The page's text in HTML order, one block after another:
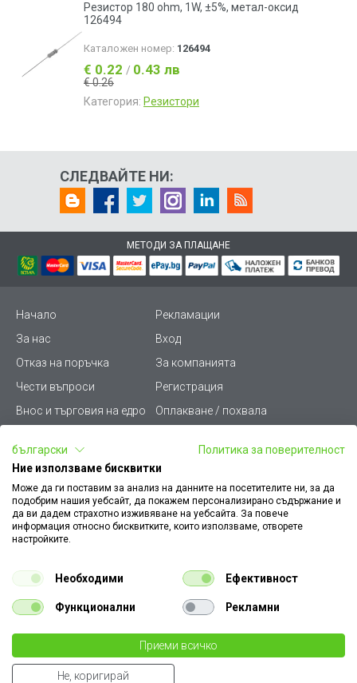
€ 0.14
Резистор 180 ohm, 1W, ±5%, метал-оксид
126494
Каталожен номер: 126494
€ 0.22 / 0.43 лв
€ 0.26
Категория: Резистори
СЛЕДВАЙТЕ НИ:
МЕТОДИ ЗА ПЛАЩАНЕ
Начало
Рекламации
За нас
Вход
Отказ на поръчка
За компанията
Чести въпроси
Регистрация
Внос и търговия на едро
Оплакване / похвала
Условия за ползване
Стани дистрибутор
Карта на сайта
Кариери
Как да намеря документ
към поръчка
Платформа за AРС
Конфигуратор за ел.
ключове и контакти
Уважаеми Клиенти, моля да имате предвид, че всички изображения на
нашия сайт са илюстративни,
те могат да се различават от действителния изглед на продукта без това да
променя неговите технически характеристики по някакъв начин.
български
Политика за поверителност
Ние използваме бисквитки
Може да ги поставим за анализ на данните на посетителите ни, за да
подобрим нашия уебсайт, да покажем персонализирано съдържание и
да ви дадем страхотно изживяване на уебсайта. За повече
информация относно бисквитките, които използваме, отворете
настройките.
Необходими Ефективност
Функционални Рекламни
Приеми всичко
Не, коригирай